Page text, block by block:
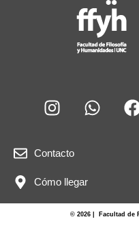
Contacto
Cómo llegar
© 2026 | Facultad de